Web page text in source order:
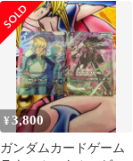
R+
¥3,800
ガンダムカードゲーム